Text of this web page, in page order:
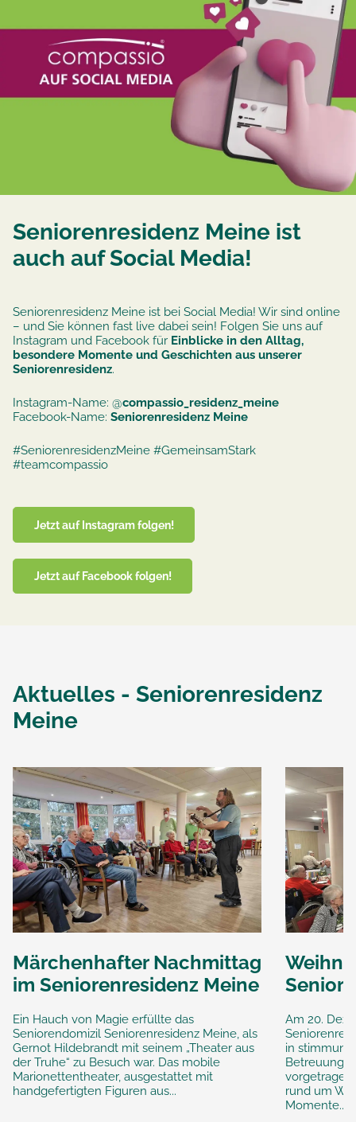
Seniorenresidenz Meine ist
auch auf Social Media!
Seniorenresidenz Meine ist bei Social Media! Wir sind online
– und Sie können fast live dabei sein! Folgen Sie uns auf
Instagram und Facebook für Einblicke in den Alltag,
besondere Momente und Geschichten aus unserer
Seniorenresidenz.
Instagram-Name: @compassio_residenz_meine
Facebook-Name: Seniorenresidenz Meine
#SeniorenresidenzMeine #GemeinsamStark
#teamcompassio
Jetzt auf Instagram folgen!
Jetzt auf Facebook folgen!
Aktuelles - Seniorenresidenz
Meine
Märchenhafter Nachmittag
im Seniorenresidenz Meine
Ein Hauch von Magie erfüllte das
Seniorendomizil Seniorenresidenz Meine, als
Gernot Hildebrandt mit seinem „Theater aus
der Truhe“ zu Besuch war. Das mobile
Marionettentheater, ausgestattet mit
handgefertigten Figuren aus...
Am 20.
in
Betreuung
rund um
Momente...